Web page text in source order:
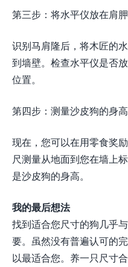
第三步：将水平仪放在肩
识别马肩隆后，将木匠的
到墙壁。检查水平仪是否
位置。
第四步：测量沙皮狗的身高
现在，您可以在用零食奖
尺测量从地面到您在墙上
是沙皮狗的身高。
我的最后想法
找到适合您尺寸的狗几乎
要。虽然没有普遍认可的
以最适合您。养一只尺寸